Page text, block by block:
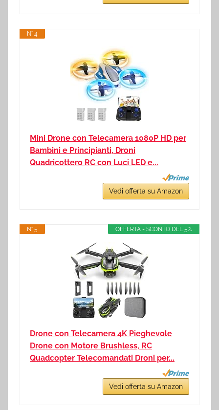
N° 4
Mini Drone con Telecamera 1080P HD per
Bambini e Principianti, Droni
Quadricottero RC con Luci LED e...
Vedi offerta su Amazon
OFFERTA - SCONTO DEL 5%
N° 5
Drone con Telecamera 4K Pieghevole
Drone con Motore Brushless, RC
Quadcopter Telecomandati Droni per...
Vedi offerta su Amazon